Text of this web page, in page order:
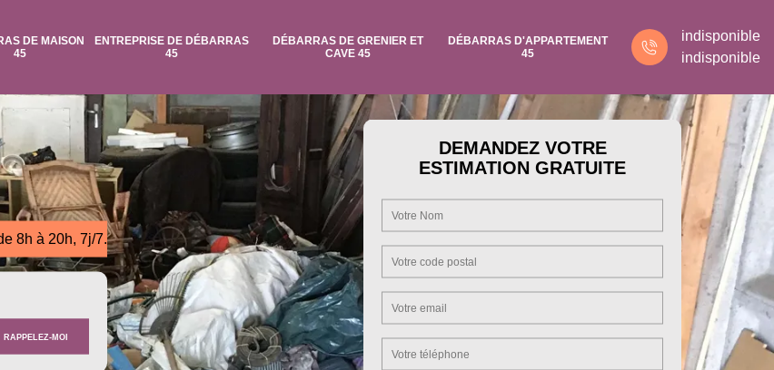
DE MAISON
45
ENTREPRISE DE DÉBARRAS
45
DÉBARRAS DE GRENIER ET
CAVE 45
DÉBARRAS D'APPARTEMENT
45
indisponible
indisponible
8h à 20h, 7j/7.
DEMANDEZ VOTRE
ESTIMATION GRATUITE